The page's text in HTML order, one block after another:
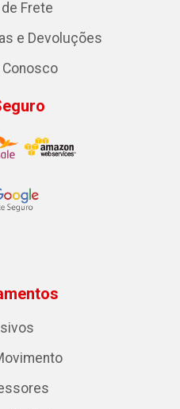
Frete
e Devoluções
Conosco